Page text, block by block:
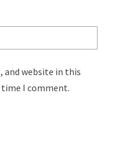
and website in this
I comment.